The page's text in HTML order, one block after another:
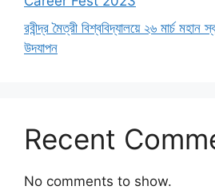
রবীন্দ্র মৈত্রী বিশ্ববিদ্যালয়ে ২৬ মার্চ মহান
উদযাপন
Recent
No comments to show.